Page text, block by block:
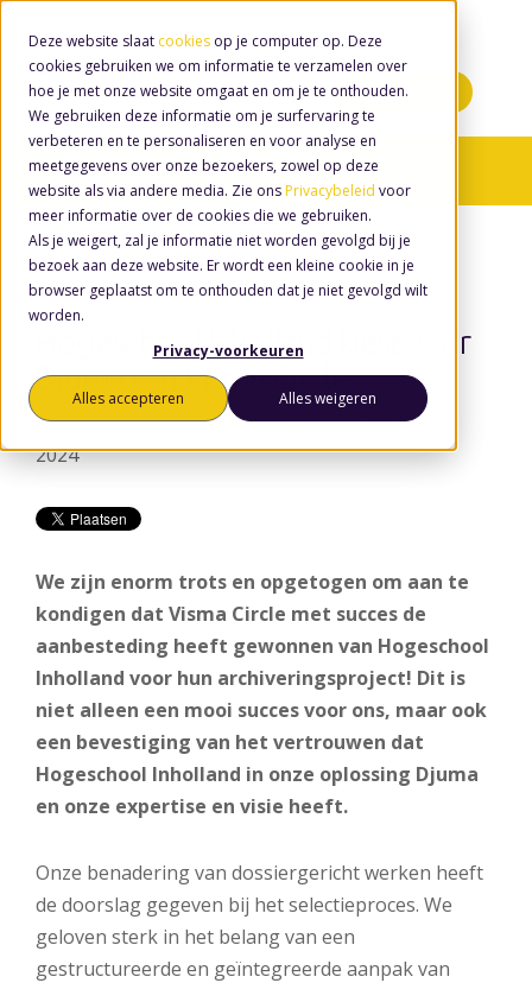
Deze website slaat cookies op je computer op. Deze
cookies gebruiken we om informatie te verzamelen over
hoe je met onze website omgaat en om je te onthouden.
We gebruiken deze informatie om je surfervaring te
verbeteren en te personaliseren en voor analyse en
meetgegevens over onze bezoekers, zowel op deze
website als via andere media. Zie ons Privacybeleid voor
meer informatie over de cookies die we gebruiken.
Als je weigert, zal je informatie niet worden gevolgd bij je
bezoek aan deze website. Er wordt een kleine cookie in je
browser geplaatst om te onthouden dat je niet gevolgd wilt
worden.
Privacy-voorkeuren
Alles accepteren Alles weigeren
Minidemo's
Nieuws
Hogeschool Inholland kiest voor
Djuma van Visma Circle
doorWouter van den Eerenbeemt, op 13 mei
2024
We zijn enorm trots en opgetogen om aan te
kondigen dat Visma Circle met succes de
aanbesteding heeft gewonnen van Hogeschool
Inholland voor hun archiveringsproject! Dit is
niet alleen een mooi succes voor ons, maar ook
een bevestiging van het vertrouwen dat
Hogeschool Inholland in onze oplossing Djuma
en onze expertise en visie heeft.
Onze benadering van dossiergericht werken heeft
de doorslag gegeven bij het selectieproces. We
geloven sterk in het belang van een
gestructureerde en geïntegreerde aanpak van